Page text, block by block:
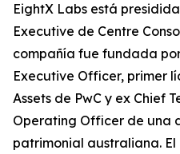
EightX Labs está
Executive de Centre
compañía fue fundada
Executive Officer, primer
Assets de PwC y ex Chief
Operating Officer de una
patrimonial australiana.